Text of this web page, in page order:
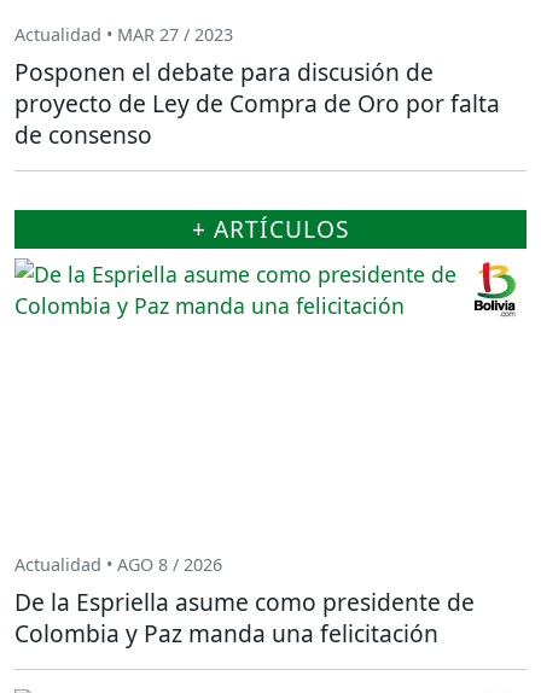
Actualidad • MAR 27 / 2023
Posponen el debate para discusión de
proyecto de Ley de Compra de Oro por falta
de consenso
+ ARTÍCULOS
Actualidad • AGO 8 / 2026
De la Espriella asume como presidente de
Colombia y Paz manda una felicitación